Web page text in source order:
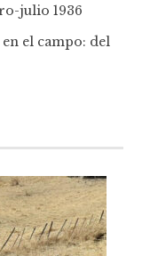
julio 1936
el campo: del